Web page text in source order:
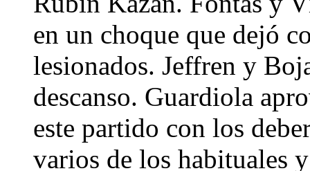
en un choque que dejó
lesionados. Jeffren y
descanso. Guardiola
este partido con los
varios de los habituales